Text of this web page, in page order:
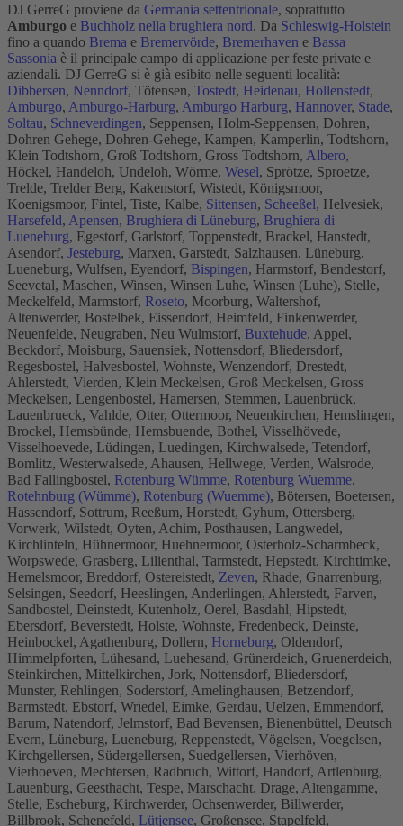
DJ GerreG proviene da Germania settentrionale, soprattutto
Amburgo e Buchholz nella brughiera nord. Da Schleswig-Holstein
fino a quando Brema e Bremervörde, Bremerhaven e Bassa
Sassonia è il principale campo di applicazione per feste private e
aziendali. DJ GerreG si è già esibito nelle seguenti località:
Dibbersen, Nenndorf, Tötensen, Tostedt, Heidenau, Hollenstedt,
Amburgo, Amburgo-Harburg, Amburgo Harburg, Hannover, Stade,
Soltau, Schneverdingen, Seppensen, Holm-Seppensen, Dohren,
Dohren Gehege, Dohren-Gehege, Kampen, Kamperlin, Todtshorn,
Klein Todtshorn, Groß Todtshorn, Gross Todtshorn, Albero,
Höckel, Handeloh, Undeloh, Wörme, Wesel, Sprötze, Sproetze,
Trelde, Trelder Berg, Kakenstorf, Wistedt, Königsmoor,
Koenigsmoor, Fintel, Tiste, Kalbe, Sittensen, Scheeßel, Helvesiek,
Harsefeld, Apensen, Brughiera di Lüneburg, Brughiera di
Lueneburg, Egestorf, Garlstorf, Toppenstedt, Brackel, Hanstedt,
Asendorf, Jesteburg, Marxen, Garstedt, Salzhausen, Lüneburg,
Lueneburg, Wulfsen, Eyendorf, Bispingen, Harmstorf, Bendestorf,
Seevetal, Maschen, Winsen, Winsen Luhe, Winsen (Luhe), Stelle,
Meckelfeld, Marmstorf, Roseto, Moorburg, Waltershof,
Altenwerder, Bostelbek, Eissendorf, Heimfeld, Finkenwerder,
Neuenfelde, Neugraben, Neu Wulmstorf, Buxtehude, Appel,
Beckdorf, Moisburg, Sauensiek, Nottensdorf, Bliedersdorf,
Regesbostel, Halvesbostel, Wohnste, Wenzendorf, Drestedt,
Ahlerstedt, Vierden, Klein Meckelsen, Groß Meckelsen, Gross
Meckelsen, Lengenbostel, Hamersen, Stemmen, Lauenbrück,
Lauenbrueck, Vahlde, Otter, Ottermoor, Neuenkirchen, Hemslingen,
Brockel, Hemsbünde, Hemsbuende, Bothel, Visselhövede,
Visselhoevede, Lüdingen, Luedingen, Kirchwalsede, Tetendorf,
Bomlitz, Westerwalsede, Ahausen, Hellwege, Verden, Walsrode,
Bad Fallingbostel, Rotenburg Wümme, Rotenburg Wuemme,
Rotehnburg (Wümme), Rotenburg (Wuemme), Bötersen, Boetersen,
Hassendorf, Sottrum, Reeßum, Horstedt, Gyhum, Ottersberg,
Vorwerk, Wilstedt, Oyten, Achim, Posthausen, Langwedel,
Kirchlinteln, Hühnermoor, Huehnermoor, Osterholz-Scharmbeck,
Worpswede, Grasberg, Lilienthal, Tarmstedt, Hepstedt, Kirchtimke,
Hemelsmoor, Breddorf, Ostereistedt, Zeven, Rhade, Gnarrenburg,
Selsingen, Seedorf, Heeslingen, Anderlingen, Ahlerstedt, Farven,
Sandbostel, Deinstedt, Kutenholz, Oerel, Basdahl, Hipstedt,
Ebersdorf, Beverstedt, Holste, Wohnste, Fredenbeck, Deinste,
Heinbockel, Agathenburg, Dollern, Horneburg, Oldendorf,
Himmelpforten, Lühesand, Luehesand, Grünerdeich, Gruenerdeich,
Steinkirchen, Mittelkirchen, Jork, Nottensdorf, Bliedersdorf,
Munster, Rehlingen, Soderstorf, Amelinghausen, Betzendorf,
Barmstedt, Ebstorf, Wriedel, Eimke, Gerdau, Uelzen, Emmendorf,
Barum, Natendorf, Jelmstorf, Bad Bevensen, Bienenbüttel, Deutsch
Evern, Lüneburg, Lueneburg, Reppenstedt, Vögelsen, Voegelsen,
Kirchgellersen, Südergellersen, Suedgellersen, Vierhöven,
Vierhoeven, Mechtersen, Radbruch, Wittorf, Handorf, Artlenburg,
Lauenburg, Geesthacht, Tespe, Marschacht, Drage, Altengamme,
Stelle, Escheburg, Kirchwerder, Ochsenwerder, Billwerder,
Billbrook, Schenefeld, Lütjensee, Großensee, Stapelfeld,